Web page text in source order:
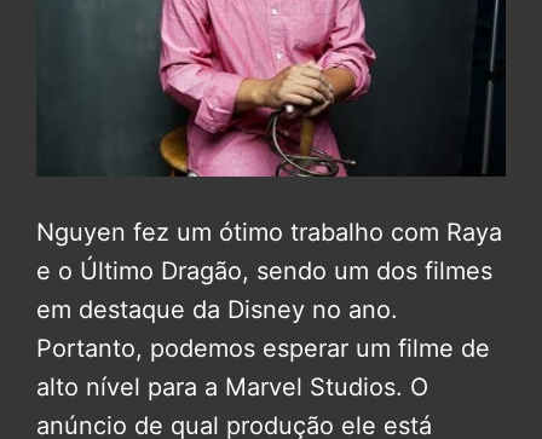
Nguyen fez um ótimo trabalho com Raya
e o Último Dragão, sendo um dos filmes
em destaque da Disney no ano.
Portanto, podemos esperar um filme de
alto nível para a Marvel Studios. O
anúncio de qual produção ele está